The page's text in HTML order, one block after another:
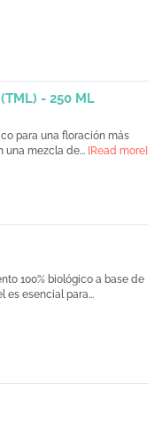
- 250 ML
para una floración más
una mezcla de... [Read more]
100% biológico a base de
es esencial para...